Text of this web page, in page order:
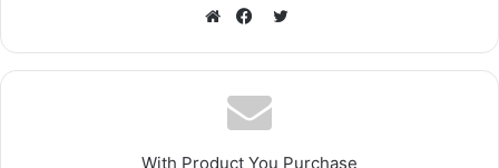
sitesi
Twitter
With Product You Purchase